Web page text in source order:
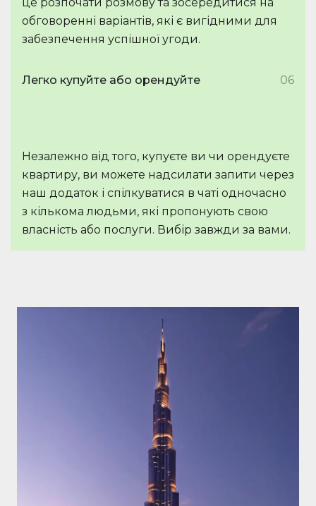
обговоренні варіантів, які є вигідними для
забезпечення успішної угоди.
Легко купуйте або орендуйте 06
Незалежно від того, купуєте ви чи орендуєте
квартиру, ви можете надсилати запити через
наш додаток і спілкуватися в чаті одночасно
з кількома людьми, які пропонують свою
власність або послуги. Вибір завжди за вами.